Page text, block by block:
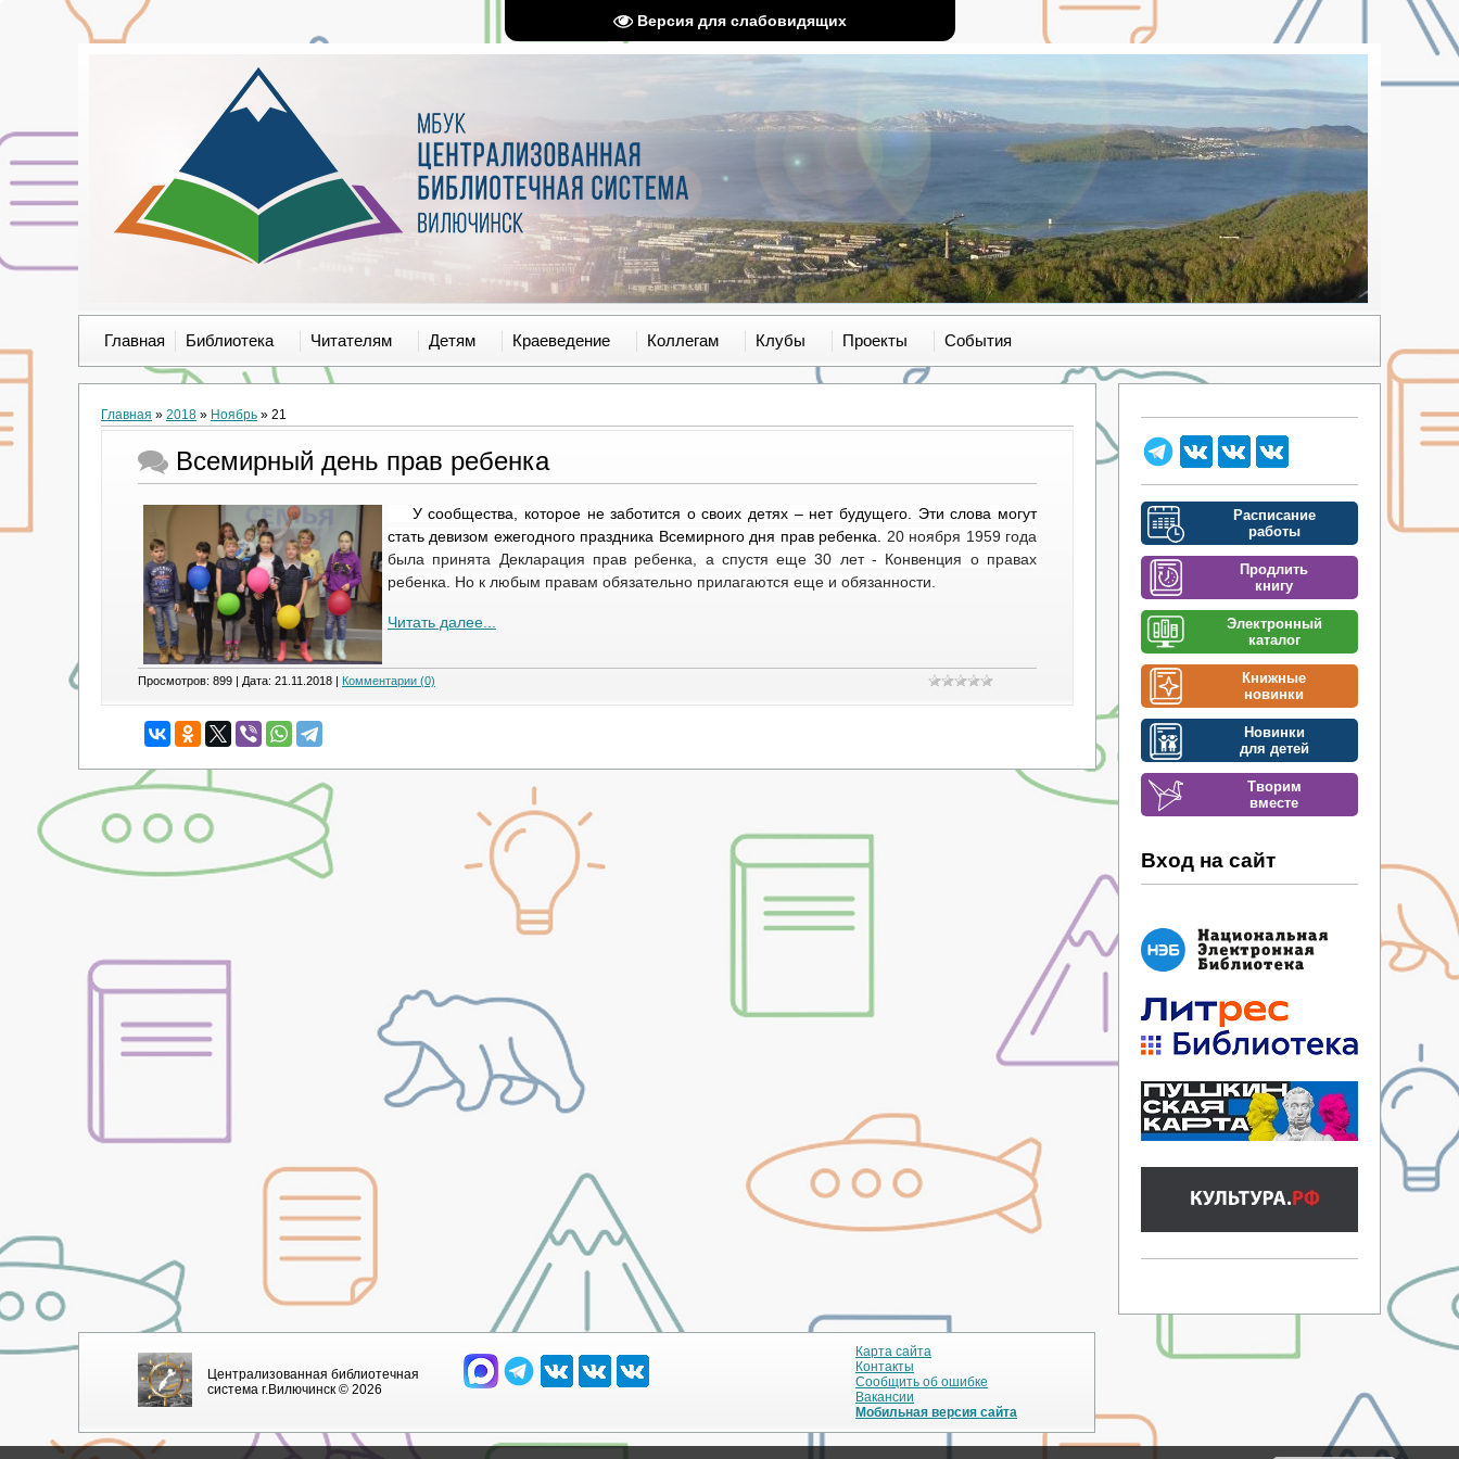
Версия для слабовидящих
Главная Библиотека Читателям Детям Краеведение Коллегам Клубы Проекты События
Главная » 2018 » Ноябрь » 21
Всемирный день прав ребенка
У сообщества, которое не заботится о своих детях – нет будущего. Эти слова могут
стать девизом ежегодного праздника Всемирного дня прав ребенка. 20 ноября 1959 года
была принята Декларация прав ребенка, а спустя еще 30 лет - Конвенция о правах
ребенка. Но к любым правам обязательно прилагаются еще и обязанности.
Читать далее...
Просмотров: 899 | Дата: 21.11.2018 | Комментарии (0)
Расписание
работы
Продлить
книгу
Электронный
каталог
Книжные
новинки
Новинки
для детей
Творим
вместе
Вход на сайт
Централизованная библиотечная
система г.Вилючинск © 2026
Карта сайта
Контакты
Сообщить об ошибке
Вакансии
Мобильная версия сайта